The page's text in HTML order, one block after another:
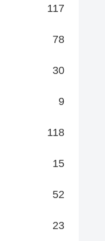
117
78
30
9
118
15
52
23